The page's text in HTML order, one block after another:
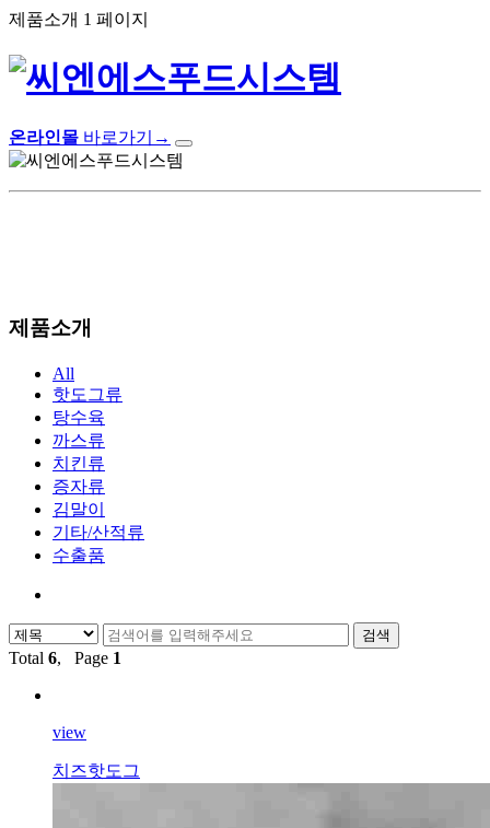
제품소개 1 페이지
온라인몰 바로가기 →
제품소개
All
핫도그류
탕수육
까스류
치킨류
증자류
김말이
기타/산적류
수출품
Total 6, Page 1
view
치즈핫도그